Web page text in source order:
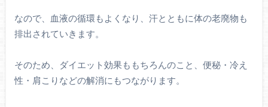
なので、血液の循環もよくなり、汗とともに体の老廃物も
排出されていきます。
そのため、ダイエット効果ももちろんのこと、便秘・冷え
性・肩こりなどの解消にもつながります。